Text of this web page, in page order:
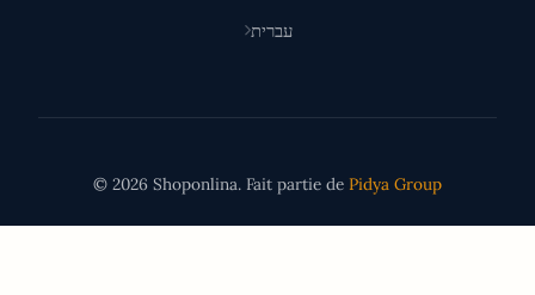
עברית
© 2026 Shoponlina. Fait partie de Pidya Group